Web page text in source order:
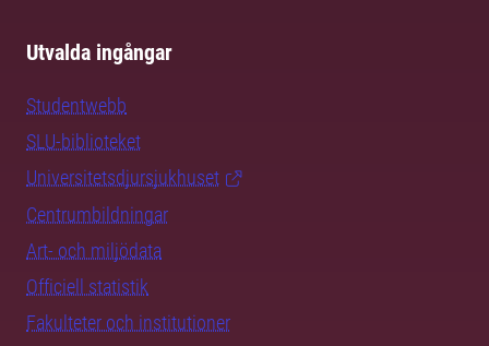
Utvalda ingångar
Studentwebb
SLU-biblioteket
Universitetsdjursjukhuset
Centrumbildningar
Art- och miljödata
Officiell statistik
Fakulteter och institutioner